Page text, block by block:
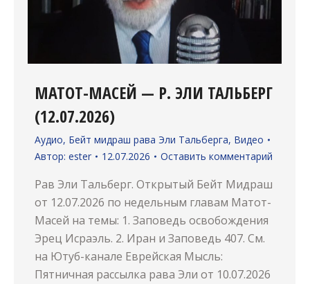
МАТОТ-МАСЕЙ — Р. ЭЛИ ТАЛЬБЕРГ
(12.07.2026)
Аудио, Бейт мидраш рава Эли Тальберга, Видео
Автор: ester 12.07.2026 Оставить комментарий
Рав Эли Тальберг. Открытый Бейт Мидраш
от 12.07.2026 по недельным главам Матот-
Масей на темы: 1. Заповедь освобождения
Эрец Исраэль. 2. Иран и Заповедь 407. См.
на Ютуб-канале Еврейская Мысль:
Пятничная рассылка рава Эли от 10.07.2026